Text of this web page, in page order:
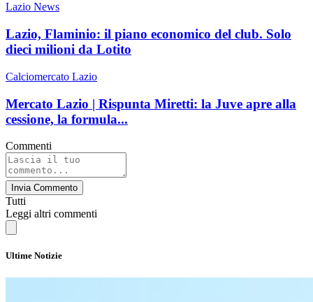
Lazio News
Lazio, Flaminio: il piano economico del club. Solo
dieci milioni da Lotito
Calciomercato Lazio
Mercato Lazio | Rispunta Miretti: la Juve apre alla
cessione, la formula...
Commenti
Invia Commento
Tutti
Leggi altri commenti
Ultime Notizie